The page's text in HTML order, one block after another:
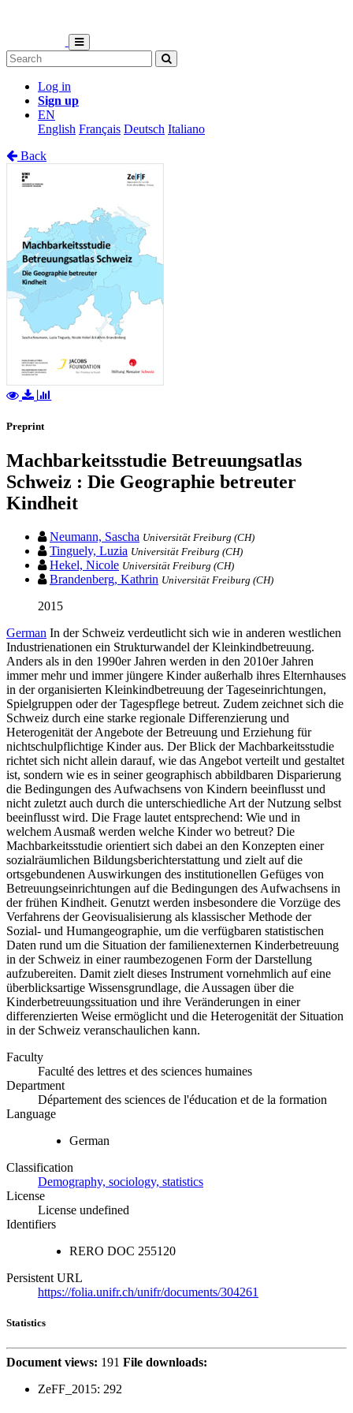
Log in
Sign up
EN
English Français Deutsch Italiano
Back
Preprint
Machbarkeitsstudie Betreuungsatlas
Schweiz : Die Geographie betreuter
Kindheit
Neumann, Sascha Universität Freiburg (CH)
Tinguely, Luzia Universität Freiburg (CH)
Hekel, Nicole Universität Freiburg (CH)
Brandenberg, Kathrin Universität Freiburg (CH)
2015
German In der Schweiz verdeutlicht sich wie in anderen westlichen
Industrienationen ein Strukturwandel der Kleinkindbetreuung.
Anders als in den 1990er Jahren werden in den 2010er Jahren
immer mehr und immer jüngere Kinder außerhalb ihres Elternhauses
in der organisierten Kleinkindbetreuung der Tageseinrichtungen,
Spielgruppen oder der Tagespflege betreut. Zudem zeichnet sich die
Schweiz durch eine starke regionale Differenzierung und
Heterogenität der Angebote der Betreuung und Erziehung für
nichtschulpflichtige Kinder aus. Der Blick der Machbarkeitsstudie
richtet sich nicht allein darauf, wie das Angebot verteilt und gestaltet
ist, sondern wie es in seiner geographisch abbildbaren Disparierung
die Bedingungen des Aufwachsens von Kindern beeinflusst und
nicht zuletzt auch durch die unterschiedliche Art der Nutzung selbst
beeinflusst wird. Die Frage lautet entsprechend: Wie und in
welchem Ausmaß werden welche Kinder wo betreut? Die
Machbarkeitsstudie orientiert sich dabei an den Konzepten einer
sozialräumlichen Bildungsberichterstattung und zielt auf die
ortsgebundenen Auswirkungen des institutionellen Gefüges von
Betreuungseinrichtungen auf die Bedingungen des Aufwachsens in
der frühen Kindheit. Genutzt werden insbesondere die Vorzüge des
Verfahrens der Geovisualisierung als klassischer Methode der
Sozial- und Humangeographie, um die verfügbaren statistischen
Daten rund um die Situation der familienexternen Kinderbetreuung
in der Schweiz in einer raumbezogenen Form der Darstellung
aufzubereiten. Damit zielt dieses Instrument vornehmlich auf eine
überblicksartige Wissensgrundlage, die Aussagen über die
Kinderbetreuungssituation und ihre Veränderungen in einer
differenzierten Weise ermöglicht und die Heterogenität der Situation
in der Schweiz veranschaulichen kann.
Faculty
Faculté des lettres et des sciences humaines
Department
Département des sciences de l'éducation et de la formation
Language
German
Classification
Demography, sociology, statistics
License
License undefined
Identifiers
RERO DOC 255120
Persistent URL
https://folia.unifr.ch/unifr/documents/304261
Statistics
Document views: 191 File downloads:
ZeFF_2015: 292